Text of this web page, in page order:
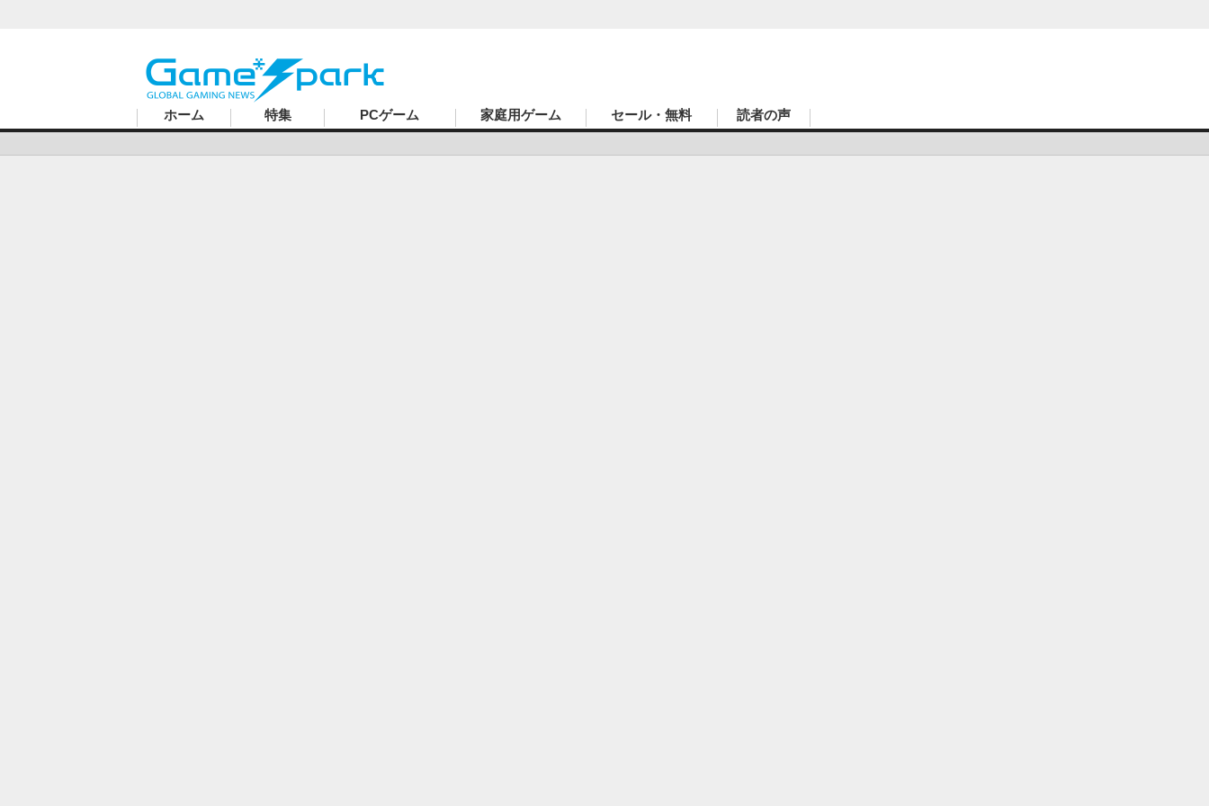
ホーム 特集 PCゲーム 家庭用ゲーム セール・無料 読者の声